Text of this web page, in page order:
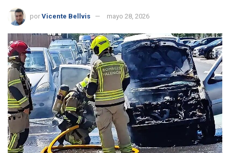
por Vicente Bellvis mayo 28, 2026